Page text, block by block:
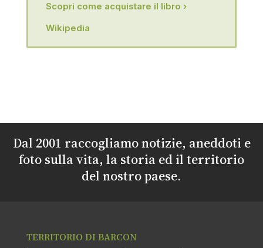
Scopri come acquistare il libro ›
Wikipedia
Dal 2001 raccogliamo notizie, aneddoti e
foto sulla vita, la storia ed il territorio
del nostro paese.
TERRITORIO DI BARCON